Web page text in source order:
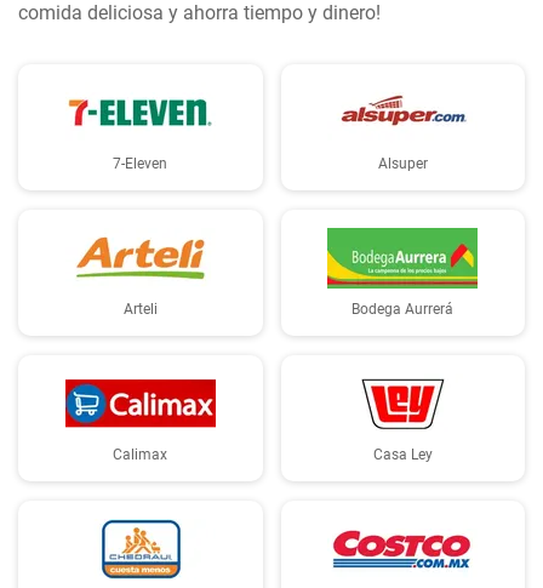
comida deliciosa y ahorra tiempo y dinero!
7-Eleven Alsuper
Arteli Bodega Aurrerá
Calimax Casa Ley